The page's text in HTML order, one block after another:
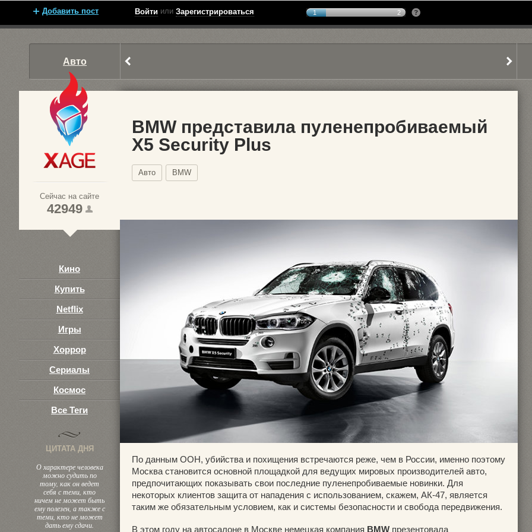
Добавить пост Войти или Зарегистрироваться 1 2
Авто
Сейчас на сайте
42949
Кино
Купить
Netflix
Игры
Хоррор
Сериалы
Космос
Все Теги
ЦИТАТА ДНЯ
О характере человека
можно судить по
тому, как он ведет
себя с теми, кто
ничем не может быть
ему полезен, а также с
теми, кто не может
дать ему сдачи.
BMW представила пуленепробиваемый
X5 Security Plus
Авто BMW
По данным ООН, убийства и похищения встречаются реже, чем в России, именно поэтому
Москва становится основной площадкой для ведущих мировых производителей авто,
предпочитающих показывать свои последние пуленепробиваемые новинки. Для
некоторых клиентов защита от нападения с использованием, скажем, АК-47, является
таким же обязательным условием, как и системы безопасности и свобода передвижения.
В этом году на автосалоне в Москве немецкая компания BMW презентовала